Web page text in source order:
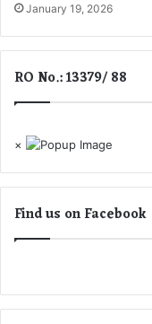
मु
का
January 19, 2026
RO No.: 13379/ 88
×
Find us on Facebook